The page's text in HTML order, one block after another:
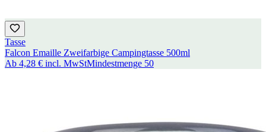
Tasse
Falcon Emaille Zweifarbige Campingtasse 500ml
Ab 4,28 € incl. MwStMindestmenge 50